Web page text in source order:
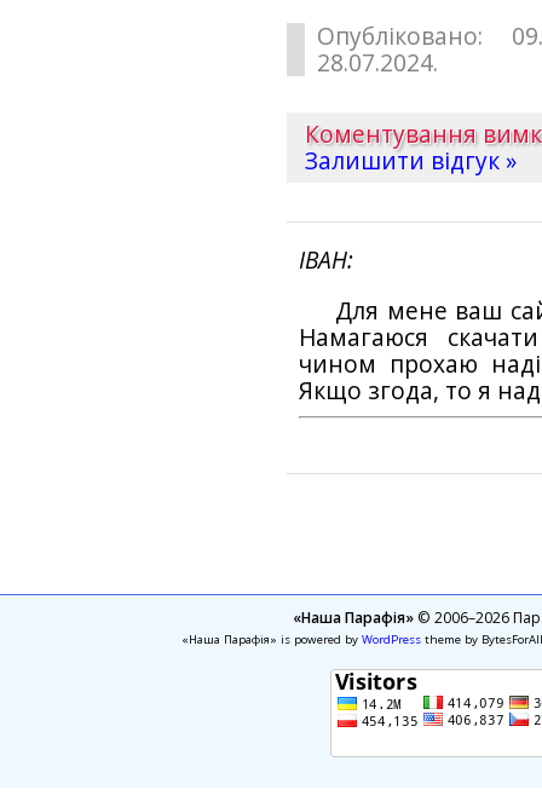
Опубліковано:
28.07.2024.
Коментування
Залишити відгук »
ІВАН
Для мене ваш
Намагаюся
чином прохаю
Якщо згода, то я
«Наша Парафія»© 2006–2026
«Наша Парафія» is powered by WordPresstheme by